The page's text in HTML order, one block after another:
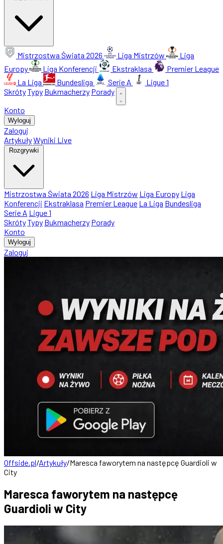
Mistrzostwa Świata 2026 Liga Mistrzów
Liga
Europy
Liga Konferencji Ekstraklasa
Premier League
La Liga
Bundesliga Serie A
Ligue 1
SkrótyTypy Bukmacherzy Porady
Konto
Wyloguj
Zaloguj
ArtykułyWyniki Live
Rozgrywki
Mistrzostwa Świata 2026 Liga Mistrzów Liga Europy Liga
Konferencji Ekstraklasa Premier League La Liga Bundesliga
Serie A Ligue 1
SkrótyTypy Bukmacherzy Porady
Konto
Wyloguj
Zaloguj
Offside.pl/Artykuły/Maresca faworytem na następcę Guardioli w
City
Maresca faworytem na następcę
Guardioli w City